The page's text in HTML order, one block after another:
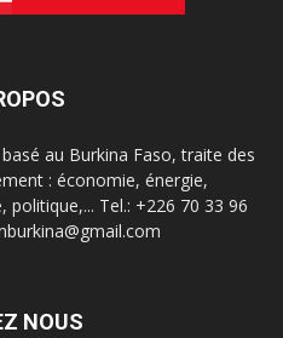
au Burkina Faso, traite des
: économie, énergie,
Tel.: +226 70 33 96
NOUS